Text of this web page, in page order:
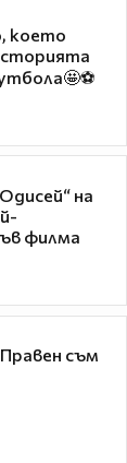
което
на
филма
съм